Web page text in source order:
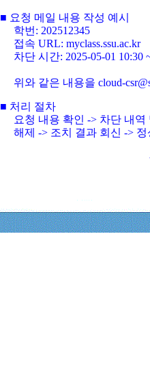
■ 요청 메일 내용 작성 예시
학번: 202512345
접속 URL: myclass.ssu.ac.kr
차단 시간: 2025-05-01 10:30
위와 같은 내용을 cloud-
■ 처리 절차
요청 내용 확인 -> 차단 내
해제 -> 조치 결과 회신 ->